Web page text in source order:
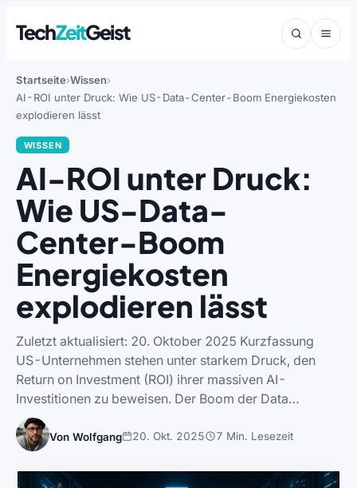
TechZeitGeist
Startseite Wissen
AI-ROI unter Druck: Wie US-Data-Center-Boom Energiekosten
explodieren lässt
WISSEN
AI-ROI unter Druck:
Wie US-Data-
Center-Boom
Energiekosten
explodieren lässt
Zuletzt aktualisiert: 20. Oktober 2025 Kurzfassung
US-Unternehmen stehen unter starkem Druck, den
Return on Investment (ROI) ihrer massiven AI-
Investitionen zu beweisen. Der Boom der Data…
Von Wolfgang 20. Okt. 2025 7 Min. Lesezeit